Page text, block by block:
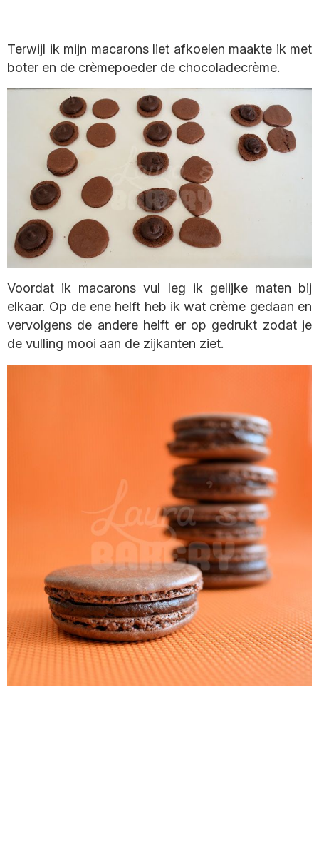
Terwijl ik mijn macarons liet afkoelen maakte ik met
boter en de crèmepoeder de chocoladecrème.
Voordat ik macarons vul leg ik gelijke maten bij
elkaar. Op de ene helft heb ik wat crème gedaan en
vervolgens de andere helft er op gedrukt zodat je
de vulling mooi aan de zijkanten ziet.